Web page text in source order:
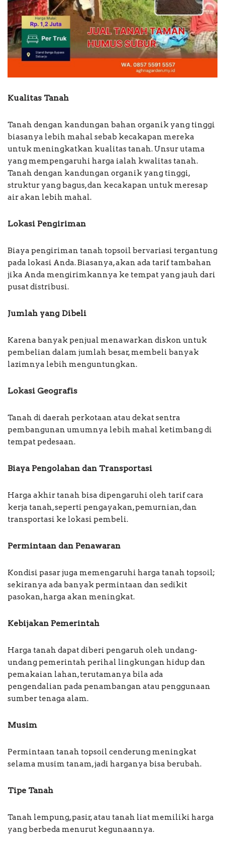
Kualitas Tanah
Tanah dengan kandungan bahan organik yang tinggi
biasanya lebih mahal sebab kecakapan mereka
untuk meningkatkan kualitas tanah. Unsur utama
yang mempengaruhi harga ialah kwalitas tanah.
Tanah dengan kandungan organik yang tinggi,
struktur yang bagus, dan kecakapan untuk meresap
air akan lebih mahal.
Lokasi Pengiriman
Biaya pengiriman tanah topsoil bervariasi tergantung
pada lokasi Anda. Biasanya, akan ada tarif tambahan
jika Anda mengirimkannya ke tempat yang jauh dari
pusat distribusi.
Jumlah yang Dibeli
Karena banyak penjual menawarkan diskon untuk
pembelian dalam jumlah besar, membeli banyak
lazimnya lebih menguntungkan.
Lokasi Geografis
Tanah di daerah perkotaan atau dekat sentra
pembangunan umumnya lebih mahal ketimbang di
tempat pedesaan.
Biaya Pengolahan dan Transportasi
Harga akhir tanah bisa dipengaruhi oleh tarif cara
kerja tanah, seperti pengayakan, pemurnian, dan
transportasi ke lokasi pembeli.
Permintaan dan Penawaran
Kondisi pasar juga memengaruhi harga tanah topsoil;
sekiranya ada banyak permintaan dan sedikit
pasokan, harga akan meningkat.
Kebijakan Pemerintah
Harga tanah dapat diberi pengaruh oleh undang-
undang pemerintah perihal lingkungan hidup dan
pemakaian lahan, terutamanya bila ada
pengendalian pada penambangan atau penggunaan
sumber tenaga alam.
Musim
Permintaan tanah topsoil cenderung meningkat
selama musim tanam, jadi harganya bisa berubah.
Tipe Tanah
Tanah lempung, pasir, atau tanah liat memiliki harga
yang berbeda menurut kegunaannya.